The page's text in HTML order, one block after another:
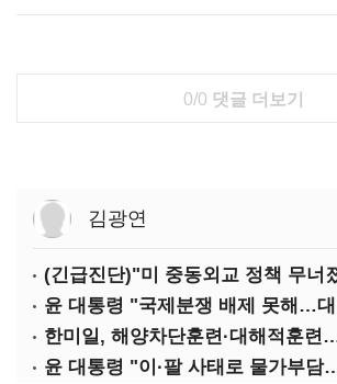
0/0 댓글 더보기
김광연